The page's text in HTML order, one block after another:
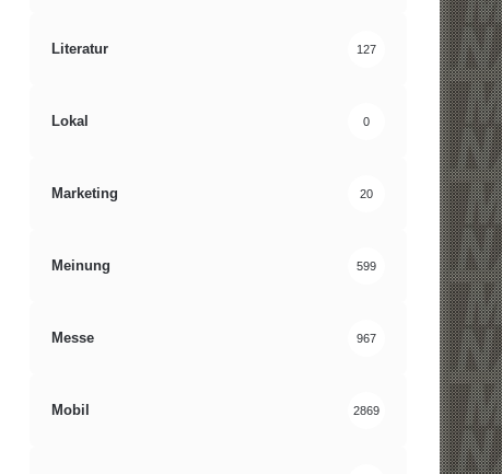
Literatur 127
Lokal 0
Marketing 20
Meinung 599
Messe 967
Mobil 2869